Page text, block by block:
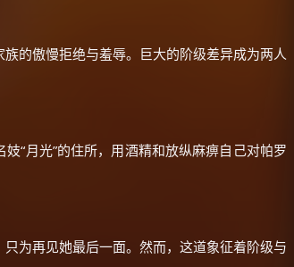
的傲慢拒绝与羞辱。巨大的阶级差异成为两人
“月光”的住所，用酒精和放纵麻痹自己对帕罗
为再见她最后一面。然而，这道象征着阶级与
☕
价格有浮动，请直接搜索查最低价！